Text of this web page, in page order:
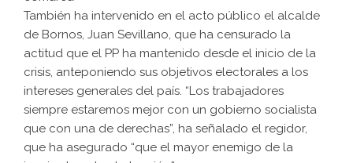
También ha intervenido en el acto público el alcalde
de Bornos, Juan Sevillano, que ha censurado la
actitud que el PP ha mantenido desde el inicio de la
crisis, anteponiendo sus objetivos electorales a los
intereses generales del país. “Los trabajadores
siempre estaremos mejor con un gobierno socialista
que con una de derechas”, ha señalado el regidor,
que ha asegurado “que el mayor enemigo de la